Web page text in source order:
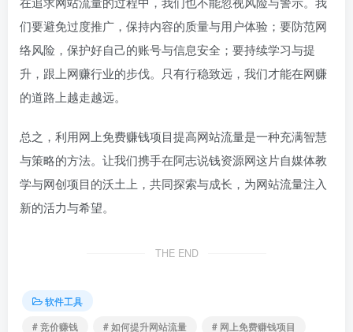
们要避免过度推广，保持内容的质量与用户体验；要防范网
络风险，保护好自己的账号与信息安全；要持续学习与提
升，跟上网赚行业的步伐。只有行稳致远，我们才能在网赚
的道路上越走越远。
总之，利用网上免费赚钱项目提高网站流量是一种充满智慧
与策略的方法。让我们携手在阿志说钱资源网这片自媒体教
学与网创项目的沃土上，共同探索与成长，为网站流量注入
新的活力与希望。
THE END
软件工具
# 竞价赚钱
# 如何提升网站流量
# 网上免费赚钱项目